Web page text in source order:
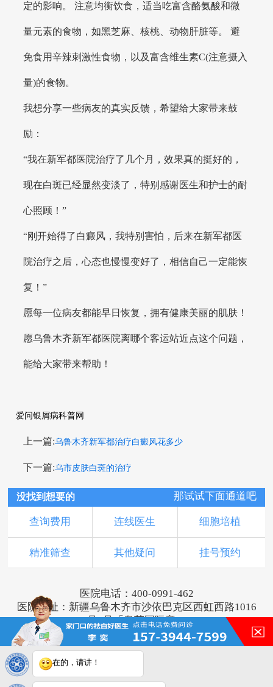
定的影响。 注意均衡饮食，适当吃富含酪氨酸和微
量元素的食物，如黑芝麻、核桃、动物肝脏等。 避
免食用辛辣刺激性食物，以及富含维生素C(注意摄入
量)的食物。
我想分享一些病友的真实反馈，希望给大家带来鼓
励：
“我在新军都医院治疗了几个月，效果真的挺好的，
现在白斑已经显然变淡了，特别感谢医生和护士的耐
心照顾！”
“刚开始得了白癜风，我特别害怕，后来在新军都医
院治疗之后，心态也慢慢变好了，相信自己一定能恢
复！”
愿每一位病友都能早日恢复，拥有健康美丽的肌肤！
愿乌鲁木齐新军都医院离哪个客运站近点这个问题，
能给大家带来帮助！
爱问银屑病科普网
上一篇:乌鲁木齐新军都治疗白癜风花多少
下一篇:乌市皮肤白斑的治疗
没找到想要的 那试试下面通道吧
查询费用 连线医生 细胞培植
精准筛查 其他疑问 挂号预约
医院电话：400-0991-462
医院地址：新疆乌鲁木齐市沙依巴克区西虹西路1016
号1号「奥莱国际旁」
版权所有：乌鲁木齐新军都皮肤病医院
新ICP备16001749号-2
注：本网站信息仅供参考，不能作为诊断及医疗依
据，服用药物或进行治疗时请遵医嘱。如有转载或引
在的，请讲！